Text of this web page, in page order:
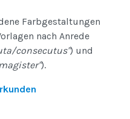
Farbgestaltungen
nach Anrede
consecutus") und
).